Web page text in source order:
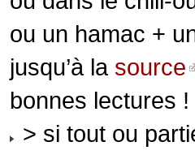
ou un hamac +
jusqu’à la source
bonnes lectures !
> si tout ou